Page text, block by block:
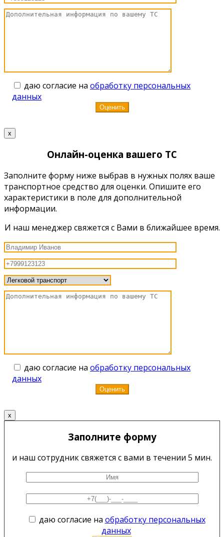
даю согласие на обработку персональных
данных
x
Онлайн-оценка вашего ТС
Заполните форму ниже выбрав в нужных полях ваше
транспортное средство для оценки. Опишите его
характеристики в поле для дополнительной
информации.
И наш менеджер свяжется с Вами в ближайшее время.
даю согласие на обработку персональных
данных
x
Заполните форму
и наш сотрудник свяжется с вами в течении 5 мин.
даю согласие на обработку персональных
данных